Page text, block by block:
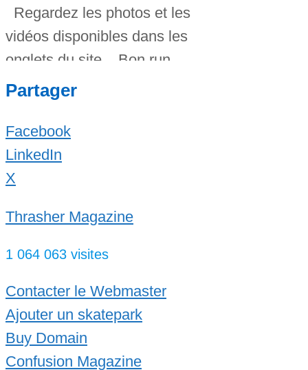
Regardez les photos et les
vidéos disponibles dans les
onglets du site. Bon run
Skateparks.fr
Partager
Facebook
LinkedIn
X
Thrasher Magazine
1 064 063 visites
Contacter le Webmaster
Ajouter un skatepark
Buy Domain
Confusion Magazine